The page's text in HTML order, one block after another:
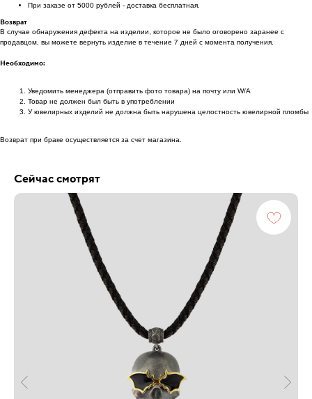
При заказе от 5000 рублей - доставка бесплатная.
Возврат
В случае обнаружения дефекта на изделии, которое не было оговорено заранее с
продавцом, вы можете вернуть изделие в течение 7 дней с момента получения.
Необходимо:
Уведомить менеджера (отправить фото товара) на почту или W/А
Товар не должен был быть в употреблении
У ювелирных изделий не должна быть нарушена целостность ювелирной пломбы
Возврат при браке осуществляется за счет магазина.
Сейчас смотрят